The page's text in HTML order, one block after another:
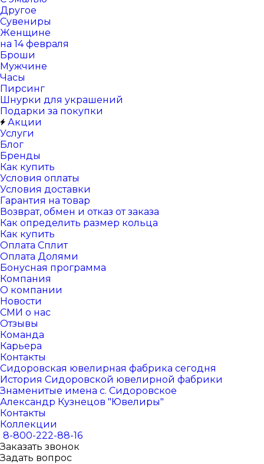
Другое
Сувениры
Женщине
на 14 февраля
Броши
Мужчине
Часы
Пирсинг
Шнурки для украшений
Подарки за покупки
Акции
Услуги
Блог
Бренды
Как купить
Условия оплаты
Условия доставки
Гарантия на товар
Возврат, обмен и отказ от заказа
Как определить размер кольца
Как купить
Оплата Сплит
Оплата Долями
Бонусная программа
Компания
О компании
Новости
СМИ о нас
Отзывы
Команда
Карьера
Контакты
Сидоровская ювелирная фабрика сегодня
История Сидоровской ювелирной фабрики
Знаменитые имена с. Сидоровское
Александр Кузнецов "Ювелиры"
Контакты
Коллекции
8-800-222-88-16
Заказать звонок
Задать вопрос